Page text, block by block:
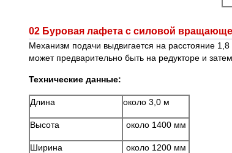
02 Буровая лафета с силовой
Механизм подачи выдвигается на расстояние
может предварительно быть на редукторе и
Технические данные:
Длина около 3,0 м
Высота около 1400 мм
Ширина около 1200 мм